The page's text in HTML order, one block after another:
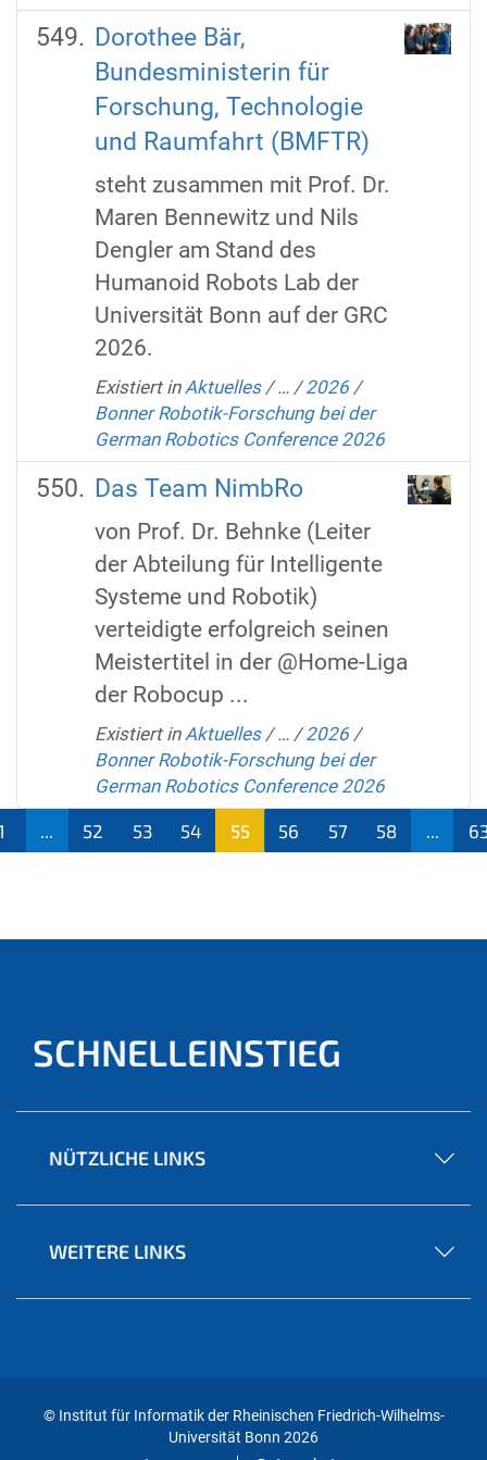
Dorothee Bär,
Bundesministerin für
Forschung, Technologie
und Raumfahrt (BMFTR)
steht zusammen mit Prof. Dr.
Maren Bennewitz und Nils
Dengler am Stand des
Humanoid Robots Lab der
Universität Bonn auf der GRC
2026.
Existiert in Aktuelles /… /2026 /
Bonner Robotik-Forschung bei der
German Robotics Conference 2026
Das Team NimbRo
von Prof. Dr. Behnke (Leiter
der Abteilung für Intelligente
Systeme und Robotik)
verteidigte erfolgreich seinen
Meistertitel in der @Home-Liga
der Robocup ...
Existiert in Aktuelles /… /2026 /
Bonner Robotik-Forschung bei der
German Robotics Conference 2026
52 53 54
55
56 57 58
SCHNELLEINSTIEG
NÜTZLICHE LINKS
WEITERE LINKS
© Institut für Informatik der Rheinischen Friedrich-Wilhelms-
Universität Bonn 2026